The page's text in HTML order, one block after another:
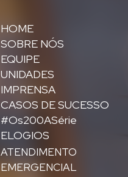
HOME
SOBRE NÓS
EQUIPE
UNIDADES
IMPRENSA
CASOS DE SUCESSO
#Os200ASérie
ELOGIOS
ATENDIMENTO
EMERGENCIAL